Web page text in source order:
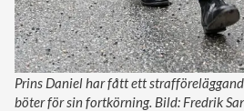
Prins Daniel har fått ett
böter för sin fortkörning. Bild: Fredrik